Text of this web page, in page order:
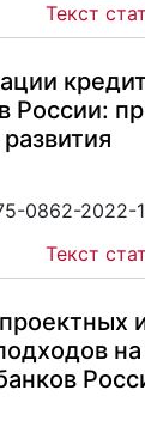
Текст
России:
0862-2022-
Текст